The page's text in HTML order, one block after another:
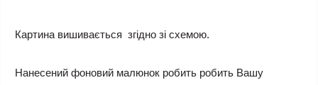
Картина вишивається згідно зі схемою.
Нанесений фоновий малюнок робить робить Вашу